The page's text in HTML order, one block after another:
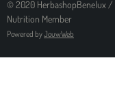
© 2020 HerbashopBenelux /
Nutrition Member
Powered byJouwWeb